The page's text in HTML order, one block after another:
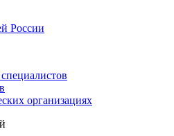
России
организациях